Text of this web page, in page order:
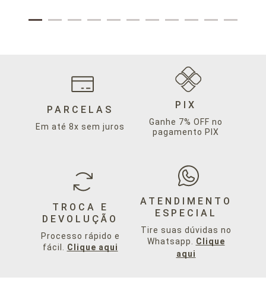
PARCELAS
Em até 8x sem juros
PIX
Ganhe 7% OFF no
pagamento PIX
TROCA E
DEVOLUÇÃO
Processo rápido e
fácil. Clique aqui
ATENDIMENTO
ESPECIAL
Tire suas dúvidas no
Whatsapp. Clique
aqui